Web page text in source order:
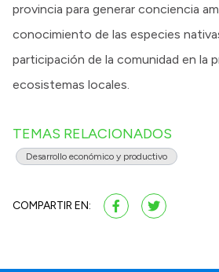
provincia para generar conciencia
conocimiento de las especies
participación de la comunidad en la
ecosistemas locales.
TEMAS RELACIONADOS
Desarrollo económico y productivo
COMPARTIR EN: